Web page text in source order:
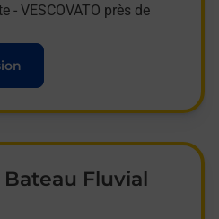
- VESCOVATO près de
Bateau Fluvial